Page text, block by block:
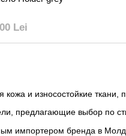
и износостойкие ткани,
предлагающие выбор по
бренда в
Lei